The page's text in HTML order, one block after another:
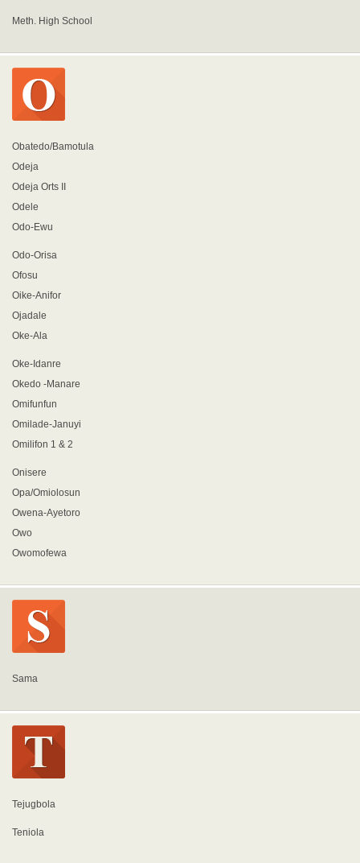
Meth. High School
Obatedo/Bamotula
Odeja
Odeja Orts II
Odele
Odo-Ewu
Odo-Orisa
Ofosu
Oike-Anifor
Ojadale
Oke-Ala
Oke-Idanre
Okedo -Manare
Omifunfun
Omilade-Januyi
Omilifon 1 & 2
Onisere
Opa/Omiolosun
Owena-Ayetoro
Owo
Owomofewa
Sama
Tejugbola
Teniola